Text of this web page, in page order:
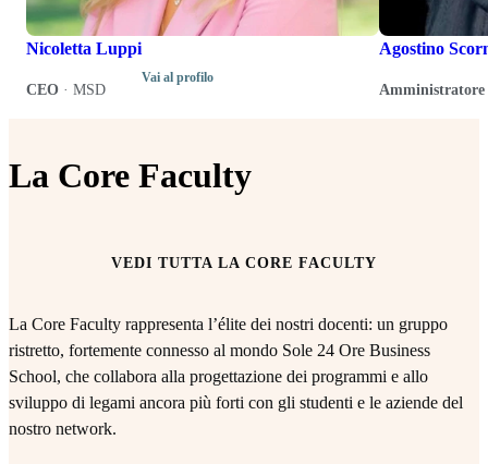
Nicoletta Luppi
CEO · MSD
Vai al profilo
Agostino
Amministratore
La Core Faculty
VEDI TUTTA LA CORE FACULTY
La Core Faculty rappresenta l’élite dei nostri docenti: un gruppo
ristretto, fortemente connesso al mondo Sole 24 Ore Business
School, che collabora alla progettazione dei programmi e allo
sviluppo di legami ancora più forti con gli studenti e le aziende del
nostro network.